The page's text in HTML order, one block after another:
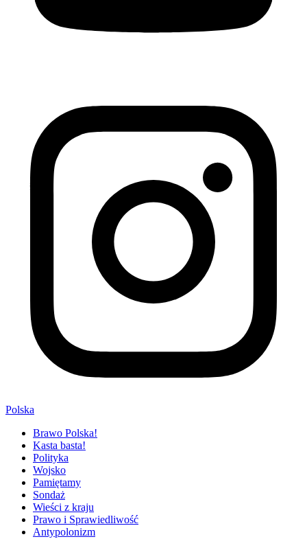
Polska
Brawo Polska!
Kasta basta!
Polityka
Wojsko
Pamiętamy
Sondaż
Wieści z kraju
Prawo i Sprawiedliwość
Antypolonizm